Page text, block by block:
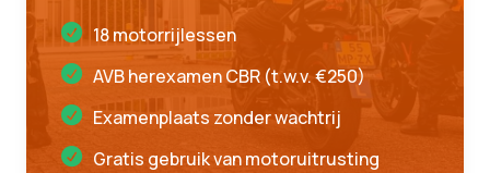
18 motorrijlessen
AVB herexamen CBR (t.w.v. €250)
Examenplaats zonder wachtrij
Gratis gebruik van motoruitrusting